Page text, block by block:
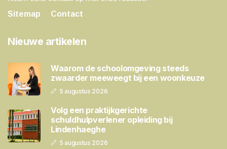
Sitemap
Contact
Nieuwe artikelen
Waarom de schoolomgeving steeds
zwaarder meeweegt bij een woonkeuze
5 augustus 2026
Volg een praktijkgerichte
schuldhulpverlener opleiding bij
Lindenhaeghe
5 augustus 2026